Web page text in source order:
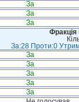
За
За
За
За:28 Проти:0
За
За
За
За
За